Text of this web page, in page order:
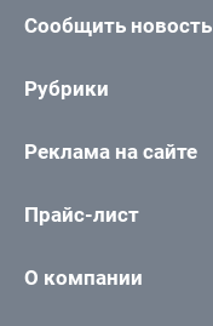
Сообщить новость
Рубрики
Реклама на сайте
Прайс-лист
О компании